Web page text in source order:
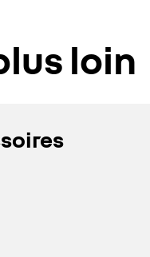
loin